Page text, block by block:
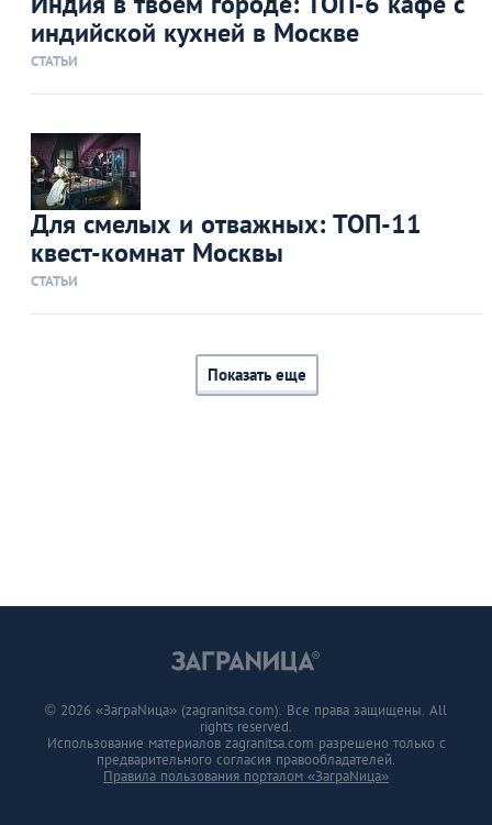
индийской кухней в Москве
СТАТЬИ
Для смелых и отважных: ТОП-11
квест-комнат Москвы
СТАТЬИ
Показать еще
© 2026 «ЗаграNица» (zagranitsa.com). Все права защищены. All
rights reserved.
Использование материалов zagranitsa.com разрешено только с
предварительного согласия правообладателей.
Правила пользования порталом «ЗаграNица»